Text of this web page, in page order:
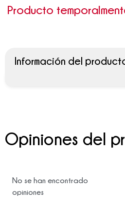
Producto
Información del
Opiniones del
No se han encontrado
opiniones